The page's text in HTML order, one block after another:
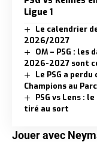
Ligue 1
Le calendrier
2026/2027
OM – PSG : les
2026-2027 sont
Le PSG a
Champions au Parc
PSG vs Lens :
tiré au sort
Jouer avec